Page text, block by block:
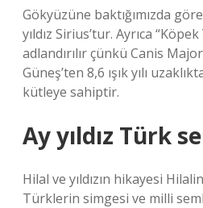
Gökyüzüne baktığımızda
yıldız Sirius’tur. Ayrıca “Köpek
adlandırılır çünkü Canis Major
Güneş’ten 8,6 ışık yılı
kütleye sahiptir.
Ay yıldız Türk
Hilal ve yıldızın hikayesi
Türklerin simgesi ve milli